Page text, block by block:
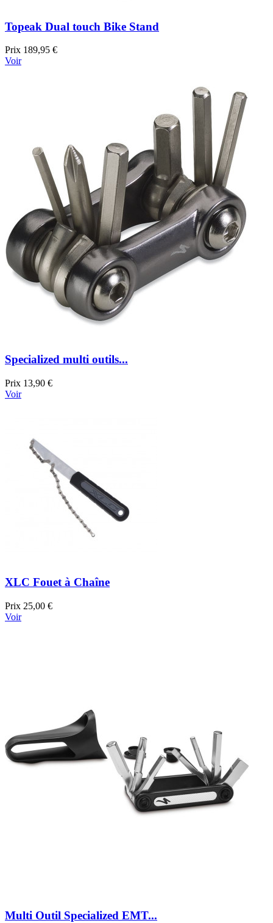
Topeak Dual touch Bike Stand
Prix 189,95 €
Voir
Specialized multi outils...
Prix 13,90 €
Voir
XLC Fouet à Chaîne
Prix 25,00 €
Voir
Multi Outil Specialized EMT...